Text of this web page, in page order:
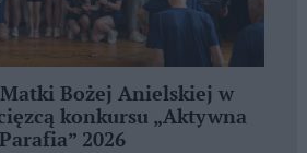
Bożej Anielskiej w
konkursu „Aktywna
Parafia” 2026